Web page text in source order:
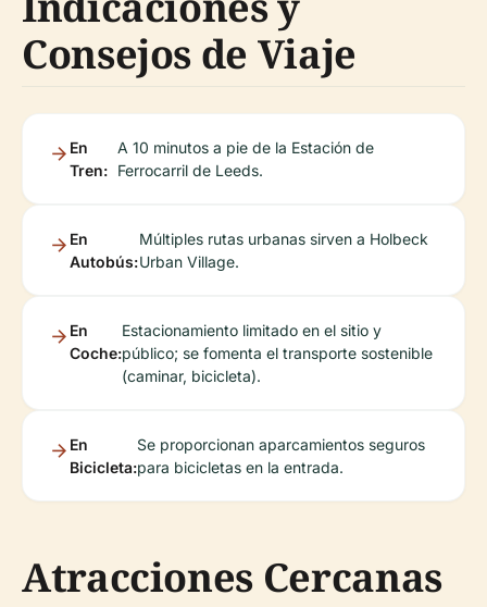
Consejos de Viaje
En
Tren:
A 10 minutos a pie de la Estación de
Ferrocarril de Leeds.
En
Autobús:
Múltiples rutas urbanas sirven a Holbeck
Urban Village.
En
Coche:
Estacionamiento limitado en el sitio y
público; se fomenta el transporte sostenible
(caminar, bicicleta).
En
Bicicleta:
Se proporcionan aparcamientos seguros
para bicicletas en la entrada.
Atracciones Cercanas